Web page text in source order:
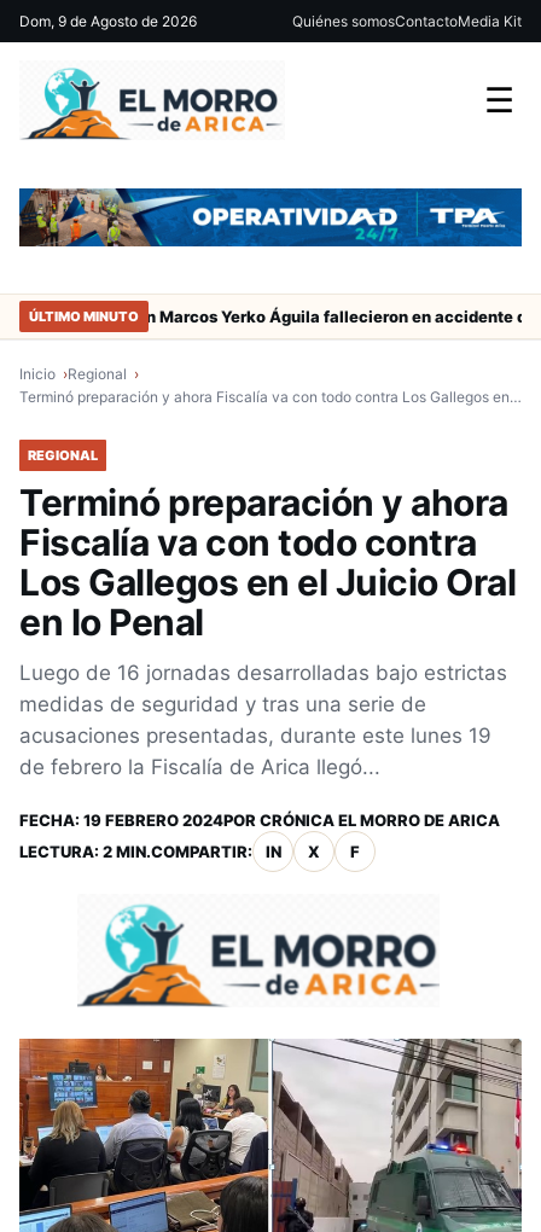
Dom, 9 de Agosto de 2026 Quiénes somosContactoMedia Kit
☰
ÚLTIMO MINUTO
de San Marcos Yerko Águila fallecieron en accidente de
Inicio
Regional
Terminó preparación y ahora Fiscalía va con todo contra Los Gallegos en…
REGIONAL
Terminó preparación y ahora
Fiscalía va con todo contra
Los Gallegos en el Juicio Oral
en lo Penal
Luego de 16 jornadas desarrolladas bajo estrictas
medidas de seguridad y tras una serie de
acusaciones presentadas, durante este lunes 19
de febrero la Fiscalía de Arica llegó...
FECHA: 19 FEBRERO 2024POR CRÓNICA EL MORRO DE ARICA
LECTURA: 2 MIN.COMPARTIR: IN X F